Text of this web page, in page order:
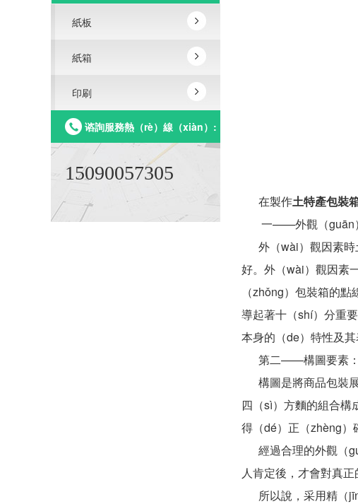
紙板
紙箱
印刷
谘詢服務熱（rè）線（xiàn）:
15090057305
在製作土特產包裝
一——外觀（guān
外（wài）觀因素時
好。外（wài）觀因素
（zhǒng）包裝箱的
導起著十（shí）分重
本身的（de）特性及
第二——構圖要素：
構圖是將商品包裝展
四（sì）方麵的組合構
得（dé）正（zhèng）
經過合理的外觀（
人肯定後，才會對真正
所以說，采用精（